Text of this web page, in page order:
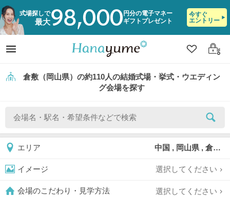
式場探しで
最大98,000 円分の電子マネー
ギフトプレゼント
今すぐ
エントリー
クリップ
ログ
倉敷（岡山県）の約110人の結婚式場・挙式・ウエディン
グ会場を探す
エリア 中国 , 岡山県 , 倉敷
イメージ 選択してください
会場のこだわり・見学方法 選択してください